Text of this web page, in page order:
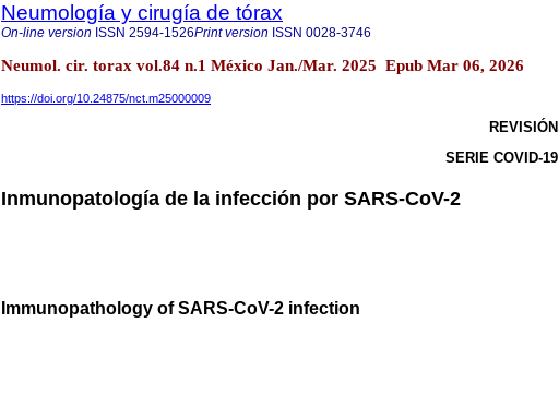
Neumología y cirugía de tórax
On-line version ISSN 2594-1526Print version ISSN 0028-3746
Neumol. cir. torax vol.84 n.1 México Jan./Mar. 2025 Epub Mar 06, 2026
https://doi.org/10.24875/nct.m25000009
REVISIÓN
SERIE COVID-19
Inmunopatología de la infección por SARS-CoV-2
Immunopathology of SARS-CoV-2 infection